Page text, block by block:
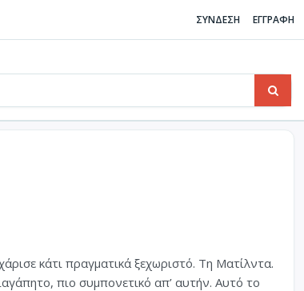
ΣΥΝΔΕΣΗ ΕΓΓΡΑΦΗ
κάτι πραγματικά ξεχωριστό. Τη Ματίλντα.
πιο συμπονετικό απ’ αυτήν. Αυτό το